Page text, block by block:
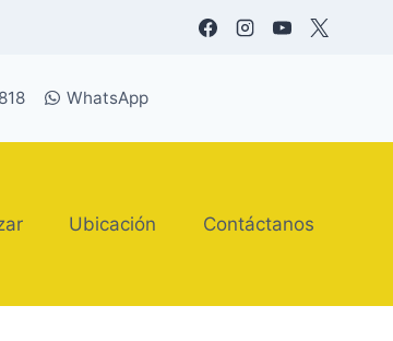
WhatsApp
Ubicación Contáctanos